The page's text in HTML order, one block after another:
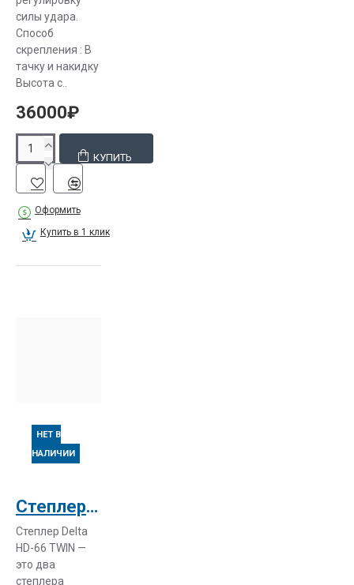
силы удара.
Способ
скрепления : В
тачку и накидку
Высота с..
36000₽
КУПИТЬ
Оформить
Купить в 1 клик
НЕТ В
НАЛИЧИИ
Степлер Delta-HD 66 TWIN (электрический)
Степлер Delta
HD-66 TWIN —
это два
степлера